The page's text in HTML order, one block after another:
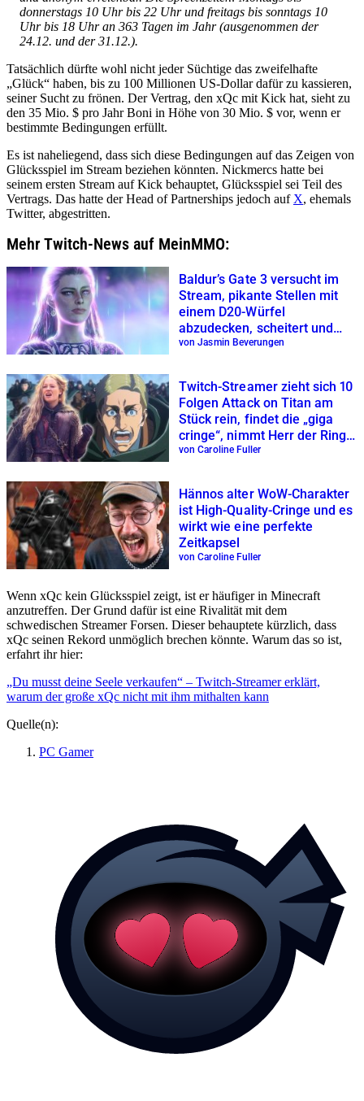
donnerstags 10 Uhr bis 22 Uhr und freitags bis sonntags 10
Uhr bis 18 Uhr an 363 Tagen im Jahr (ausgenommen der
24.12. und der 31.12.).
Tatsächlich dürfte wohl nicht jeder Süchtige das zweifelhafte
„Glück“ haben, bis zu 100 Millionen US-Dollar dafür zu kassieren,
seiner Sucht zu frönen. Der Vertrag, den xQc mit Kick hat, sieht zu
den 35 Mio. $ pro Jahr Boni in Höhe von 30 Mio. $ vor, wenn er
bestimmte Bedingungen erfüllt.
Es ist naheliegend, dass sich diese Bedingungen auf das Zeigen von
Glücksspiel im Stream beziehen könnten. Nickmercs hatte bei
seinem ersten Stream auf Kick behauptet, Glücksspiel sei Teil des
Vertrags. Das hatte der Head of Partnerships jedoch auf X, ehemals
Twitter, abgestritten.
Mehr Twitch-News auf MeinMMO:
Baldur’s Gate 3 versucht im
Stream, pikante Stellen mit
einem D20-Würfel
abzudecken, scheitert und
wird gebannt
von Jasmin Beverungen
Twitch-Streamer zieht sich 10
Folgen Attack on Titan am
Stück rein, findet die „giga
cringe“, nimmt Herr der Ringe
als Vergleich
von Caroline Fuller
Hännos alter WoW-Charakter
ist High-Quality-Cringe und es
wirkt wie eine perfekte
Zeitkapsel
von Caroline Fuller
Wenn xQc kein Glücksspiel zeigt, ist er häufiger in Minecraft
anzutreffen. Der Grund dafür ist eine Rivalität mit dem
schwedischen Streamer Forsen. Dieser behauptete kürzlich, dass
xQc seinen Rekord unmöglich brechen könnte. Warum das so ist,
erfahrt ihr hier:
„Du musst deine Seele verkaufen“ – Twitch-Streamer erklärt,
warum der große xQc nicht mit ihm mithalten kann
Quelle(n):
PC Gamer